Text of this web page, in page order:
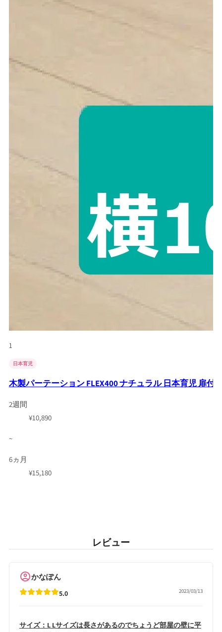
1
日本育児
木製パーテーション FLEX400 ナチュラル 日本育児 扉付
2週間
¥10,890
~
6ヵ月
¥15,180
レビュー
5.0 2023/03/13
かなぽん
サイズ：L Lサイズは長さがあるのでちょうど部屋の壁に平